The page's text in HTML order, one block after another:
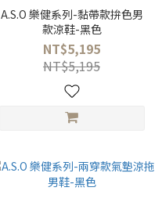
A.S.O 樂健系列-黏帶款拚色男
款涼鞋-黑色
NT$5,195
NT$5,195